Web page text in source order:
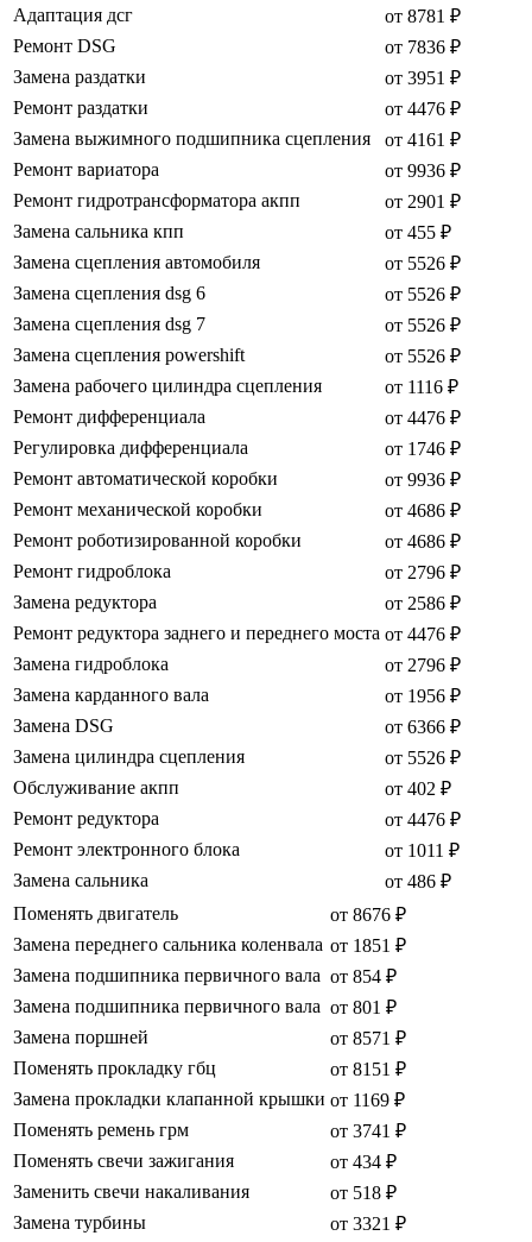
Адаптация дсг
от 8781 ₽
Ремонт DSG
от 7836 ₽
Замена раздатки
от 3951 ₽
Ремонт раздатки
от 4476 ₽
Замена выжимного подшипника сцепления
от 4161 ₽
Ремонт вариатора
от 9936 ₽
Ремонт гидротрансформатора акпп
от 2901 ₽
Замена сальника кпп
от 455 ₽
Замена сцепления автомобиля
от 5526 ₽
Замена сцепления dsg 6
от 5526 ₽
Замена сцепления dsg 7
от 5526 ₽
Замена сцепления powershift
от 5526 ₽
Замена рабочего цилиндра сцепления
от 1116 ₽
Ремонт дифференциала
от 4476 ₽
Регулировка дифференциала
от 1746 ₽
Ремонт автоматической коробки
от 9936 ₽
Ремонт механической коробки
от 4686 ₽
Ремонт роботизированной коробки
от 4686 ₽
Ремонт гидроблока
от 2796 ₽
Замена редуктора
от 2586 ₽
Ремонт редуктора заднего и переднего моста от 4476 ₽
Замена гидроблока
от 2796 ₽
Замена карданного вала
от 1956 ₽
Замена DSG
от 6366 ₽
Замена цилиндра сцепления
от 5526 ₽
Обслуживание акпп
от 402 ₽
Ремонт редуктора
от 4476 ₽
Ремонт электронного блока
от 1011 ₽
Замена сальника
от 486 ₽
Поменять двигатель
от 8676 ₽
Замена переднего сальника коленвала от 1851 ₽
Замена подшипника первичного вала от 854 ₽
Замена подшипника первичного вала от 801 ₽
Замена поршней
от 8571 ₽
Поменять прокладку гбц
от 8151 ₽
Замена прокладки клапанной крышки от 1169 ₽
Поменять ремень грм
от 3741 ₽
Поменять свечи зажигания
от 434 ₽
Заменить свечи накаливания
от 518 ₽
Замена турбины
от 3321 ₽